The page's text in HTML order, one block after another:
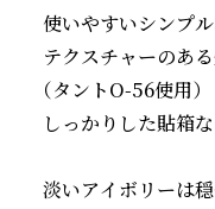
使いやすいシンプル
テクスチャーのあ
（タントO-56使用）
しっかりした貼箱
淡いアイボリーは